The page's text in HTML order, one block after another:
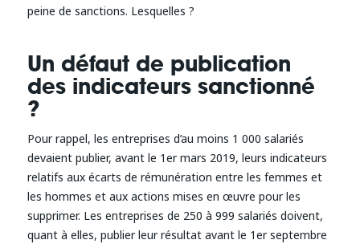
peine de sanctions. Lesquelles ?
Un défaut de publication
des indicateurs sanctionné
?
Pour rappel, les entreprises d’au moins 1 000 salariés
devaient publier, avant le 1er mars 2019, leurs indicateurs
relatifs aux écarts de rémunération entre les femmes et
les hommes et aux actions mises en œuvre pour les
supprimer. Les entreprises de 250 à 999 salariés doivent,
quant à elles, publier leur résultat avant le 1er septembre